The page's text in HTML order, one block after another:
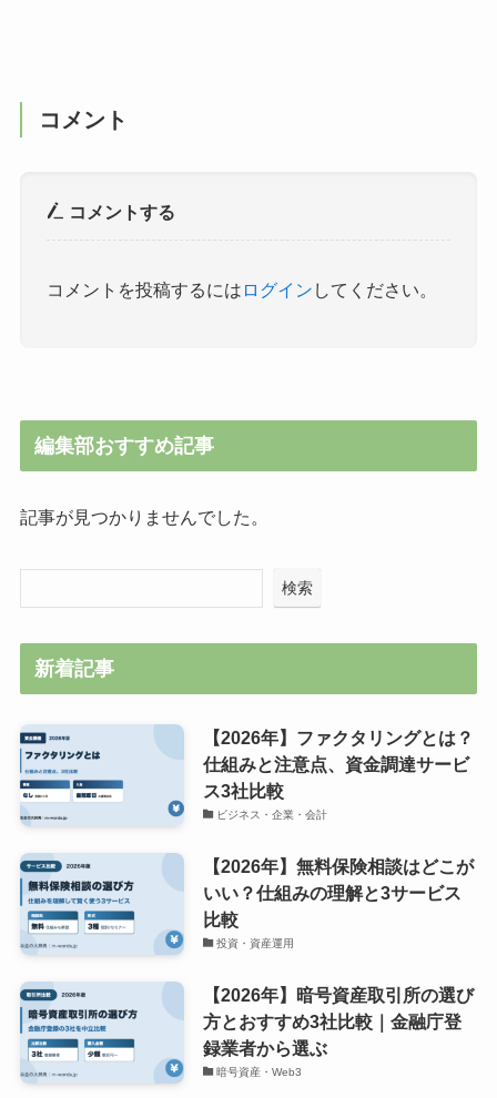
コメント
コメントする
コメントを投稿するには ログイン してください。
編集部おすすめ記事
記事が見つかりませんでした。
検索
新着記事
【2026年】ファクタリングとは？
仕組みと注意点、資金調達サービ
ス3社比較
ビジネス・企業・会計
【2026年】無料保険相談はどこが
いい？仕組みの理解と3サービス
比較
投資・資産運用
【2026年】暗号資産取引所の選び
方とおすすめ3社比較｜金融庁登
録業者から選ぶ
暗号資産・Web3